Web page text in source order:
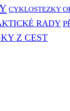
CYKLOSTEZKY
RADY
Z CEST